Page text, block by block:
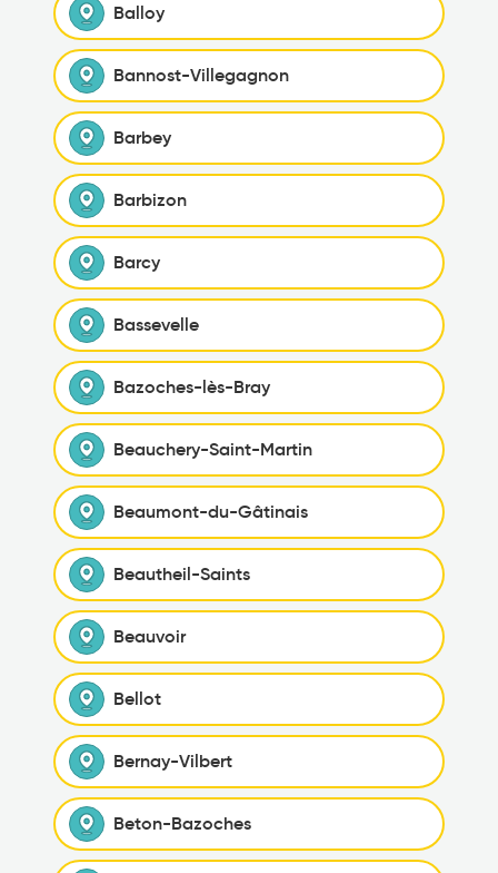
Balloy
Bannost-Villegagnon
Barbey
Barbizon
Barcy
Bassevelle
Bazoches-lès-Bray
Beauchery-Saint-Martin
Beaumont-du-Gâtinais
Beautheil-Saints
Beauvoir
Bellot
Bernay-Vilbert
Beton-Bazoches